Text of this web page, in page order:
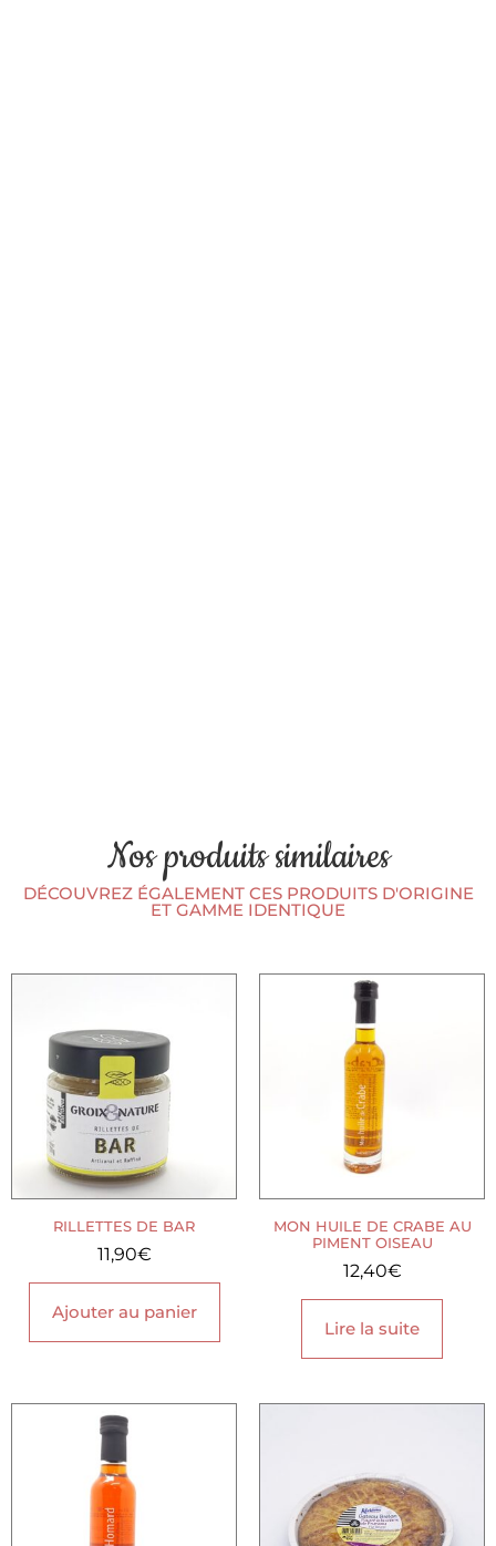
Nos produits similaires
DÉCOUVREZ ÉGALEMENT CES PRODUITS D'ORIGINE
ET GAMME IDENTIQUE
RILLETTES DE BAR
11,90€
Ajouter au panier
MON HUILE DE CRABE AU
PIMENT OISEAU
12,40€
Lire la suite